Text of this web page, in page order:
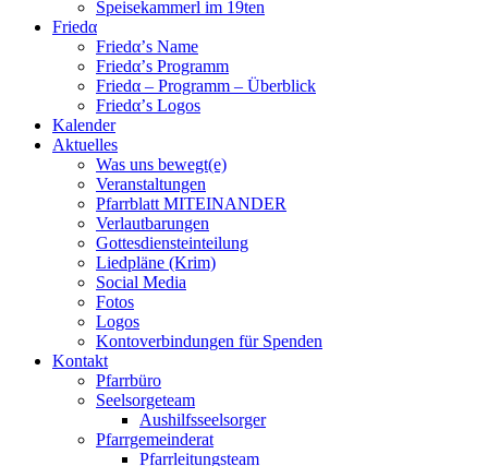
Speisekammerl im 19ten
Friedα
Friedα’s Name
Friedα’s Programm
Friedα – Programm – Überblick
Friedα’s Logos
Kalender
Aktuelles
Was uns bewegt(e)
Veranstaltungen
Pfarrblatt MITEINANDER
Verlautbarungen
Gottesdiensteinteilung
Liedpläne (Krim)
Social Media
Fotos
Logos
Kontoverbindungen für Spenden
Kontakt
Pfarrbüro
Seelsorgeteam
Aushilfsseelsorger
Pfarrgemeinderat
Pfarrleitungsteam